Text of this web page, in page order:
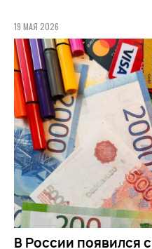
19 МАЯ 2026
В России появился